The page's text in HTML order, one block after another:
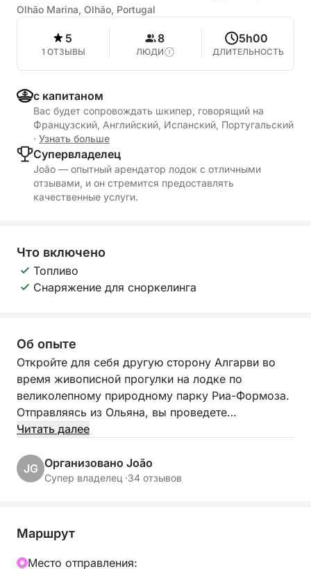
Olhão Marina, Olhão, Portugal
5
1 ОТЗЫВЫ
8
ЛЮДИ
5h00
ДЛИТЕЛЬНОСТЬ
с капитаном
Вас будет сопровождать шкипер, говорящий на
Французский, Английский, Испанский, Португальский
· Узнать больше
Cупервладелец
João — опытный арендатор лодок с отличными
отзывами, и он стремится предоставлять
качественные услуги.
Что включено
Топливо
Снаряжение для сноркелинга
Об опыте
Откройте для себя другую сторону Алгарви во
время живописной прогулки на лодке по
великолепному природному парку Риа-Формоза.
Отправляясь из Ольяна, вы проведете
незабываемые часы в самом сердце спокойных
традиционных рыбацких деревень.
меняться каждый день, что делает каждую
такой особенной. Нам нравится спонтанность,
Читать далее
JG Организовано João
Супер владелец ·34 отзывов
Маршрут
Mесто отправления: